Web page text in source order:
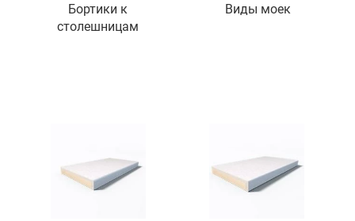
Бортики к
столешницам
Виды моек